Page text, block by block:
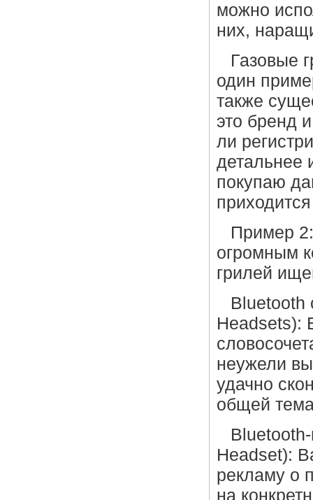
можно
них,
Газовые
один
также
это бренд
ли
детальнее
покупаю
Пример
огромным
грилей
Bluetooth
Headsets):
неужели
удачно
общей
Headset):
рекламу о
на